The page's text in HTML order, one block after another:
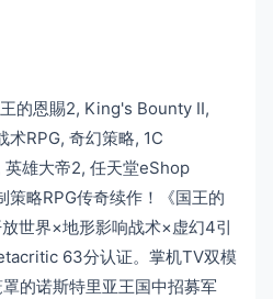
的恩賜2, King's Bounty II,
RPG, 奇幻策略, 1C
雄大帝2, 任天堂eShop
策略RPG传奇续作！《国王的
世界×地形影响战术×虚幻4引
63分认证。掌机TV双模
的诺斯特里亚王国中招募军